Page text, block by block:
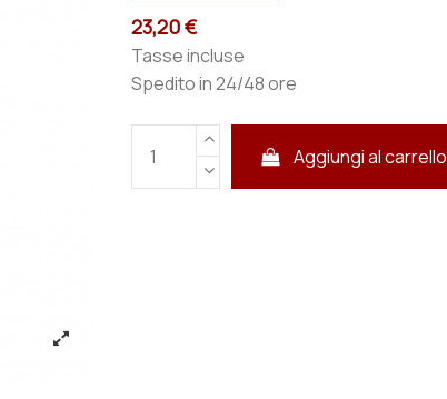
23,20 €
Tasse incluse
Spedito in 24/48 ore
Aggiungi al carrello